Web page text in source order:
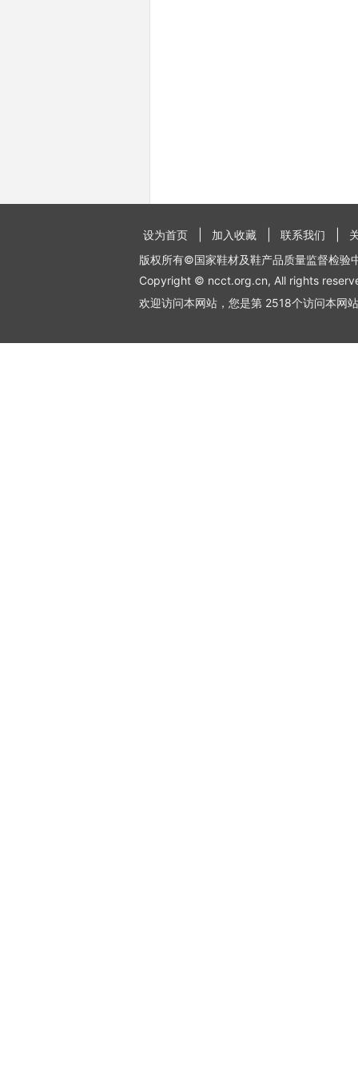
设为首页 加入收藏 联系我们
版权所有©国家鞋材及鞋产品质量监督检验
Copyright © ncct.org.cn, All rights
欢迎访问本网站，您是第 2518个访问本网